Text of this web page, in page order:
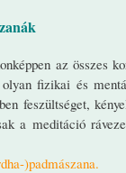
az összes
fizikai és
feszültséget,
a meditáció
)padmászana.